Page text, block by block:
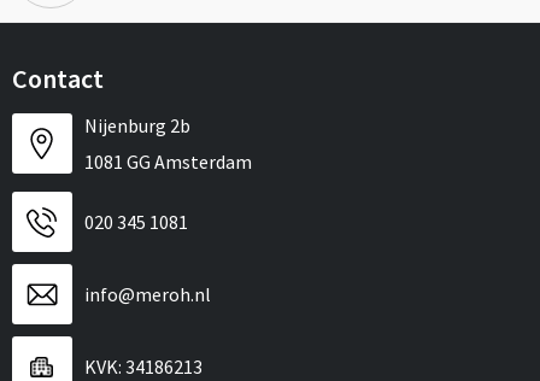
Contact
Nijenburg 2b
1081 GG Amsterdam
020 345 1081
info@meroh.nl
KVK: 34186213